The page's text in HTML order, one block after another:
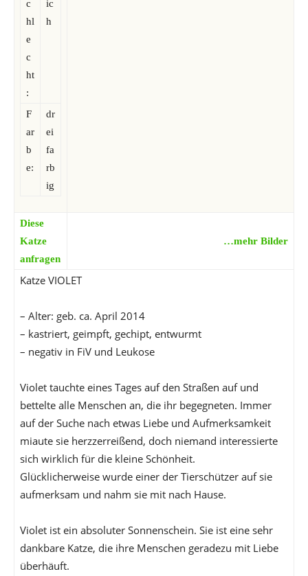
c
hl
e
c
ht
:
ic
h
F
ar
b
e:
dr
ei
fa
rb
ig
Diese
Katze
anfragen
…mehr Bilder
Katze VIOLET
– Alter: geb. ca. April 2014
– kastriert, geimpft, gechipt, entwurmt
– negativ in FiV und Leukose
Violet tauchte eines Tages auf den Straßen auf und
bettelte alle Menschen an, die ihr begegneten. Immer
auf der Suche nach etwas Liebe und Aufmerksamkeit
miaute sie herzzerreißend, doch niemand interessierte
sich wirklich für die kleine Schönheit.
Glücklicherweise wurde einer der Tierschützer auf sie
aufmerksam und nahm sie mit nach Hause.
Violet ist ein absoluter Sonnenschein. Sie ist eine sehr
dankbare Katze, die ihre Menschen geradezu mit Liebe
überhäuft.